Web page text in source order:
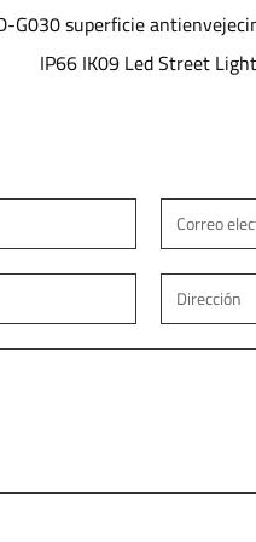
Luz de calle Led
antienvejecimiento de